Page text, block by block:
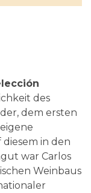
des
dem ersten
in den
war Carlos
Weinbaus